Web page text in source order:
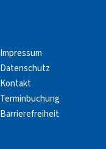
Impressum
Datenschutz
Kontakt
Terminbuchung
Barrierefreiheit